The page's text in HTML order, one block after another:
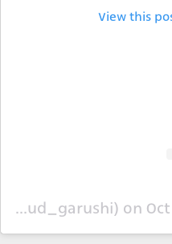
View this
A post shared by Dr. Algarushi Mahmoud (@dr_mahmoud_garushi) on